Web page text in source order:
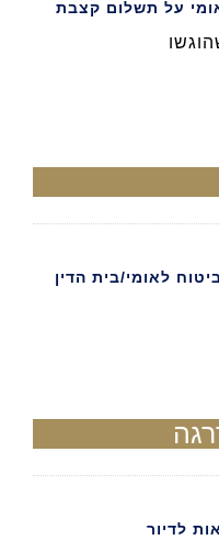
על תשלום קצבת
לאומי/בית הדין
לדיור